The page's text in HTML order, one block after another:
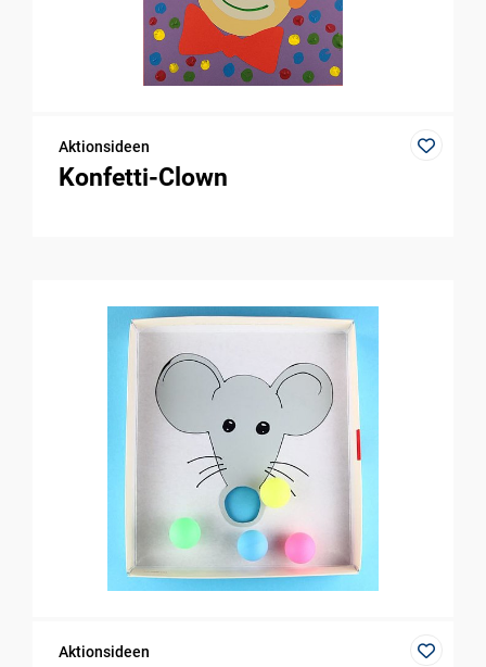
Aktionsideen
Konfetti-Clown
Aktionsideen